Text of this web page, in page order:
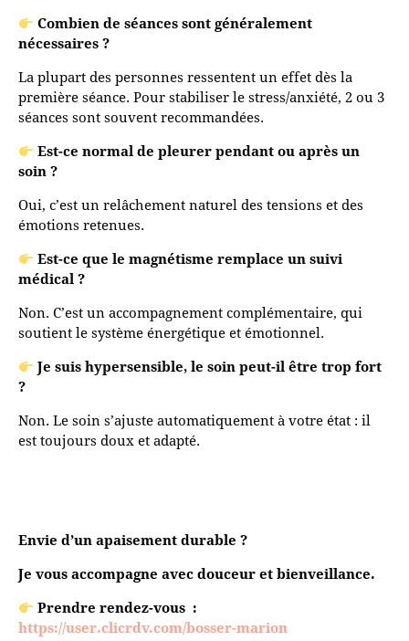
Combien de séances sont généralement
nécessaires ?
La plupart des personnes ressentent un effet dès la
première séance. Pour stabiliser le stress/anxiété, 2 ou 3
séances sont souvent recommandées.
Est-ce normal de pleurer pendant ou après un
soin ?
Oui, c’est un relâchement naturel des tensions et des
émotions retenues.
Est-ce que le magnétisme remplace un suivi
médical ?
Non. C’est un accompagnement complémentaire, qui
soutient le système énergétique et émotionnel.
Je suis hypersensible, le soin peut-il être trop fort
?
Non. Le soin s’ajuste automatiquement à votre état : il
est toujours doux et adapté.
Envie d’un apaisement durable ?
Je vous accompagne avec douceur et bienveillance.
Prendre rendez-vous :
https://user.clicrdv.com/bosser-marion